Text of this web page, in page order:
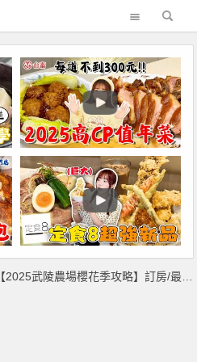
【2025武陵農場櫻花季攻略】訂房/最新花況/住宿/賞櫻客運/交通一次看！